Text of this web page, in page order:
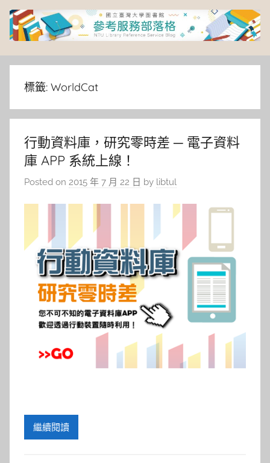
Skip
content
臺
灣
大
學
圖
書
館
落
標籤: WorldCat
行動資料庫，研究零時差 ─ 電子資料
庫 APP 系統上線！
Posted on 2015 年 7 月 22 日 by libtul
繼續閱讀